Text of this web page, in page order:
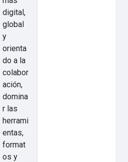
digital,
global
y
orienta
do a la
colabor
ación,
domina
r las
herrami
entas,
format
os y